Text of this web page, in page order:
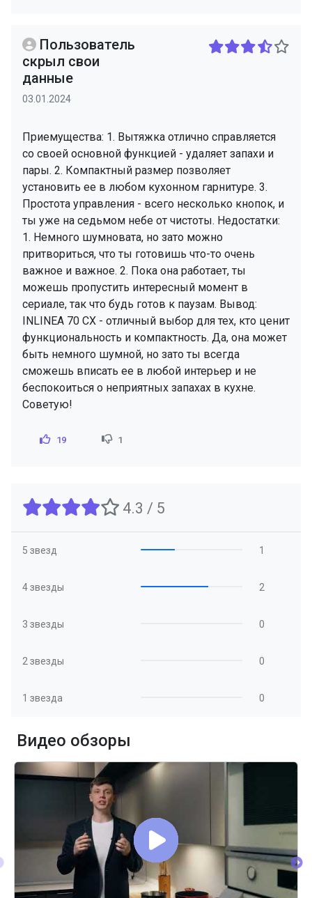
Пользователь
скрыл свои
данные
03.01.2024
Приемущества: 1. Вытяжка отлично справляется
со своей основной функцией - удаляет запахи и
пары. 2. Компактный размер позволяет
установить ее в любом кухонном гарнитуре. 3.
Простота управления - всего несколько кнопок, и
ты уже на седьмом небе от чистоты. Недостатки:
1. Немного шумновата, но зато можно
притвориться, что ты готовишь что-то очень
важное и важное. 2. Пока она работает, ты
можешь пропустить интересный момент в
сериале, так что будь готов к паузам. Вывод:
INLINEA 70 CX - отличный выбор для тех, кто ценит
функциональность и компактность. Да, она может
быть немного шумной, но зато ты всегда
сможешь вписать ее в любой интерьер и не
беспокоиться о неприятных запахах в кухне.
Советую!
19 1
4.3 / 5
5 звезд 1
4 звезды 2
3 звезды 0
2 звезды 0
1 звезда 0
Видео обзоры